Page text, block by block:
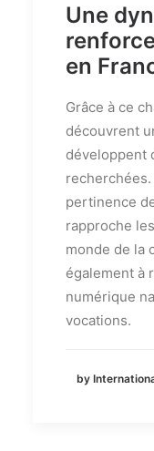
Une
en
Grâce à ce
découvrent
développent
recherchées.
pertinence
rapproche
monde de la
également à
numérique
vocations.
by